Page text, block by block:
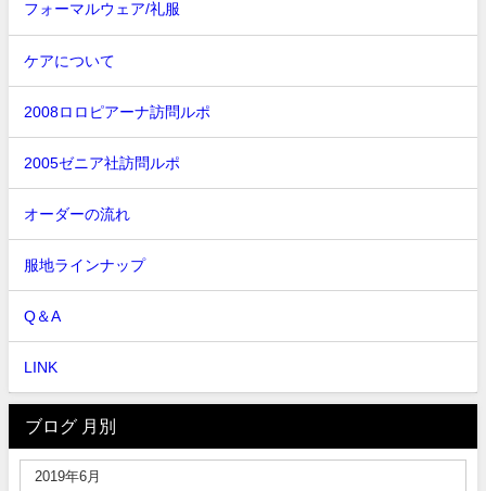
フォーマルウェア/礼服
ケアについて
2008ロロピアーナ訪問ルポ
2005ゼニア社訪問ルポ
オーダーの流れ
服地ラインナップ
Q＆A
LINK
ブログ 月別